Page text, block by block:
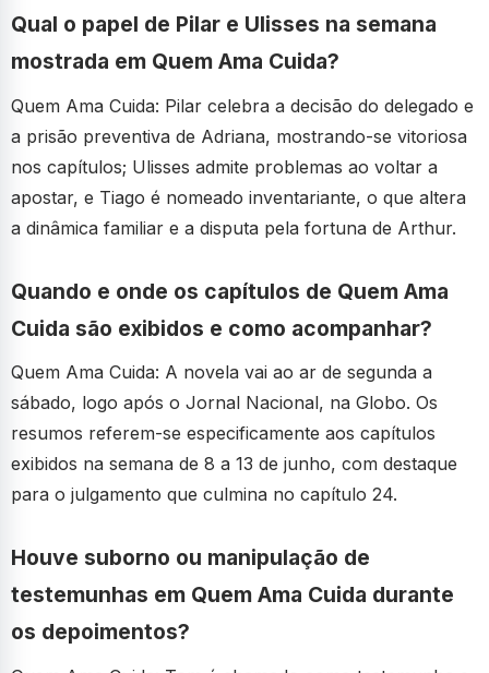
Qual o papel de Pilar e Ulisses na semana
mostrada em Quem Ama Cuida?
Quem Ama Cuida: Pilar celebra a decisão do delegado e
a prisão preventiva de Adriana, mostrando-se vitoriosa
nos capítulos; Ulisses admite problemas ao voltar a
apostar, e Tiago é nomeado inventariante, o que altera
a dinâmica familiar e a disputa pela fortuna de Arthur.
Quando e onde os capítulos de Quem Ama
Cuida são exibidos e como acompanhar?
Quem Ama Cuida: A novela vai ao ar de segunda a
sábado, logo após o Jornal Nacional, na Globo. Os
resumos referem-se especificamente aos capítulos
exibidos na semana de 8 a 13 de junho, com destaque
para o julgamento que culmina no capítulo 24.
Houve suborno ou manipulação de
testemunhas em Quem Ama Cuida durante
os depoimentos?